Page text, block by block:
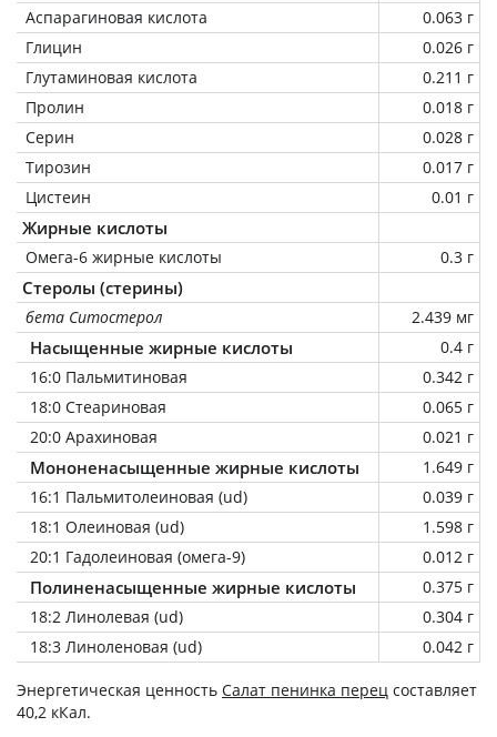
Аспарагиновая кислота
0.063 г
Глицин
0.026 г
Глутаминовая кислота
0.211 г
Пролин
0.018 г
Серин
0.028 г
Тирозин
0.017 г
Цистеин
0.01 г
Жирные кислоты
Омега-6 жирные кислоты 0.3 г
Стеролы (стерины)
бета Ситостерол 2.439 мг
Насыщенные жирные кислоты
0.4 г
16:0 Пальмитиновая
0.342 г
18:0 Стеариновая
0.065 г
20:0 Арахиновая
0.021 г
Мононенасыщенные жирные кислоты
1.649 г
16:1 Пальмитолеиновая (ud)
0.039 г
18:1 Олеиновая (ud)
1.598 г
20:1 Гадолеиновая (омега-9)
0.012 г
Полиненасыщенные жирные кислоты
0.375 г
18:2 Линолевая (ud)
0.304 г
18:3 Линоленовая (ud)
0.042 г
Энергетическая ценность Салат пенинка перец составляет
40,2 кКал.